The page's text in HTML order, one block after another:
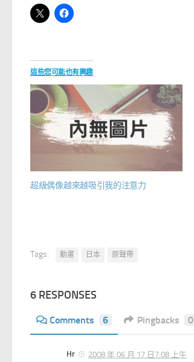
這些您可能也有興趣
超級偶像越來越吸引我的注意力
Tags: 動畫 日本 原聲帶
6 RESPONSES
Comments 6 Pingbacks 0
Hr 2008 年 06 月 17 日7:08 上午